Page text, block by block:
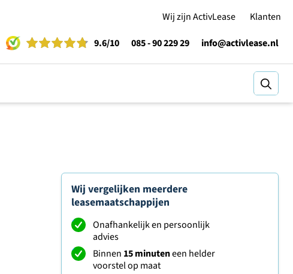
Wij zijn ActivLease
Klanten
9.6/10 085 - 90 229 29 info@activlease.nl
Wij vergelijken meerdere
leasemaatschappijen
Onafhankelijk en persoonlijk
advies
Binnen 15 minuteneen helder
voorstel op maat